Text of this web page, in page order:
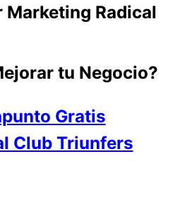
Radical
tu Negocio?
Gratis
Club Triunfers